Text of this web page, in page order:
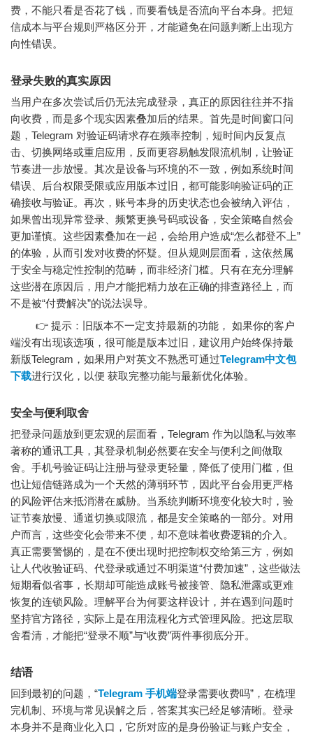
费，不能只看是否花了钱，而要看钱是否流向平台本身。把短
信成本与平台规则严格区分开，才能避免在问题判断上出现方
向性错误。
登录失败的真实原因
当用户在多次尝试后仍无法完成登录，真正的原因往往并不指
向收费，而是多个现实因素叠加后的结果。首先是时间窗口问
题，Telegram 对验证码请求存在频率控制，短时间内反复点
击、切换网络或重启应用，反而更容易触发限流机制，让验证
节奏进一步放慢。其次是设备与环境的不一致，例如系统时间
错误、后台权限受限或应用版本过旧，都可能影响验证码的正
确接收与验证。再次，账号本身的历史状态也会被纳入评估，
如果曾出现异常登录、频繁更换号码或设备，安全策略自然会
更加谨慎。这些因素叠加在一起，会给用户造成“怎么都登不上”
的体验，从而引发对收费的怀疑。但从规则层面看，这依然属
于安全与稳定性控制的范畴，而非经济门槛。只有在充分理解
这些潜在原因后，用户才能把精力放在正确的排查路径上，而
不是被“付费解决”的说法误导。
👉 提示：旧版本不一定支持最新的功能， 如果你的客户
端没有出现该选项，很可能是版本过旧，建议用户始终保持最
新版Telegram，如果用户对英文不熟悉可通过Telegram中文包
下载进行汉化，以便 获取完整功能与最新优化体验。
安全与便利取舍
把登录问题放到更宏观的层面看，Telegram 作为以隐私与效率
著称的通讯工具，其登录机制必然要在安全与便利之间做取
舍。手机号验证码让注册与登录更轻量，降低了使用门槛，但
也让短信链路成为一个天然的薄弱环节，因此平台会用更严格
的风险评估来抵消潜在威胁。当系统判断环境变化较大时，验
证节奏放慢、通道切换或限流，都是安全策略的一部分。对用
户而言，这些变化会带来不便，却不意味着收费逻辑的介入。
真正需要警惕的，是在不便出现时把控制权交给第三方，例如
让人代收验证码、代登录或通过不明渠道“付费加速”，这些做法
短期看似省事，长期却可能造成账号被接管、隐私泄露或更难
恢复的连锁风险。理解平台为何要这样设计，并在遇到问题时
坚持官方路径，实际上是在用流程化方式管理风险。把这层取
舍看清，才能把“登录不顺”与“收费”两件事彻底分开。
结语
回到最初的问题，“Telegram 手机端登录需要收费吗”，在梳理
完机制、环境与常见误解之后，答案其实已经足够清晰。登录
本身并不是商业化入口，它所对应的是身份验证与账户安全，